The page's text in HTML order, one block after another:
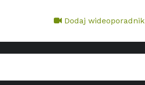
Dodaj wideoporadnik